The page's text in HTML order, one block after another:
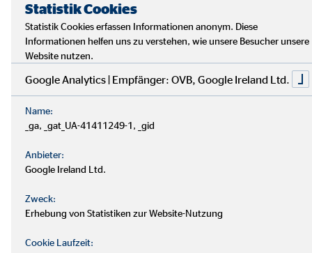
Statistik Cookies
Statistik Cookies erfassen Informationen anonym. Diese
Informationen helfen uns zu verstehen, wie unsere Besucher unsere
Website nutzen.
Google Analytics | Empfänger: OVB, Google Ireland Ltd.
Name:
_ga, _gat_UA-41411249-1, _gid
Anbieter:
Google Ireland Ltd.
Zweck:
Erhebung von Statistiken zur Website-Nutzung
Cookie Laufzeit: